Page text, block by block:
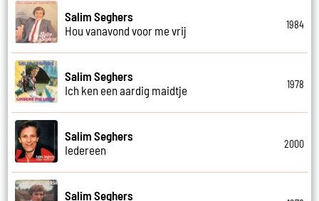
Salim Seghers
Hou vanavond voor me vrij
1984
Salim Seghers
Ich ken een aardig maidtje
1978
Salim Seghers
Iedereen
2000
Salim Seghers